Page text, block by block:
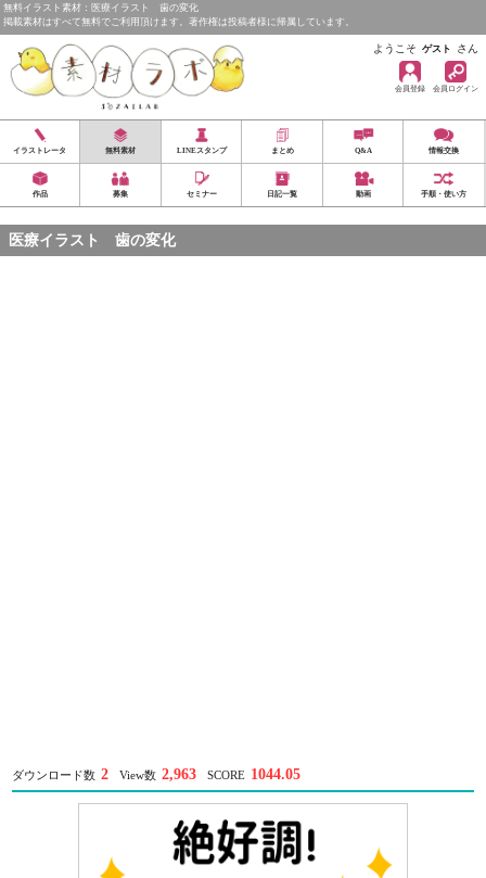
無料イラスト素材：医療イラスト 歯の変化
掲載素材はすべて無料でご利用頂けます。著作権は投稿者様に帰属しています。
ようこそ ゲスト さん
会員登録 会員ログイン
イラストレータ 無料素材 LINEスタンプ まとめ Q&A 情報交換
作品 募集 セミナー 日記一覧 動画 手順・使い方
医療イラスト 歯の変化
ダウンロード数 2 View数 2,963 SCORE 1044.05